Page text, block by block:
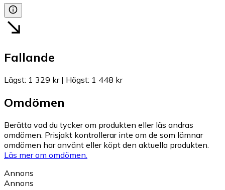
Fallande
Lägst: 1 329 kr| Högst: 1 448 kr
Omdömen
Berätta vad du tycker om produkten eller läs andras
omdömen. Prisjakt kontrollerar inte om de som lämnar
omdömen har använt eller köpt den aktuella produkten.
Läs mer om omdömen.
Annons
Annons